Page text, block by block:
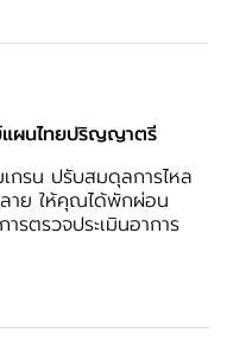
แผนไทยปริญญาตรี
กรน ปรับสมดุลการไหล
าย ให้คุณได้พักผ่อน
รตรวจประเมินอาการ